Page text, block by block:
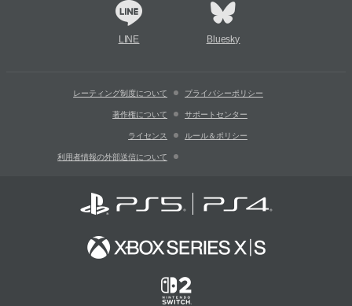
LINE Bluesky
レーティング制度について プライバシーポリシー
著作権について サポートセンター
ライセンス ルール＆ポリシー
利用者情報の外部送信について